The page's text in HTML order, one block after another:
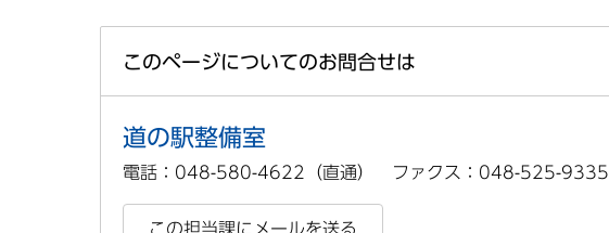
このページについてのお問合せは
道の駅整備室
電話：048-580-4622（直通） ファクス：048-525-9335
この担当課にメールを送る